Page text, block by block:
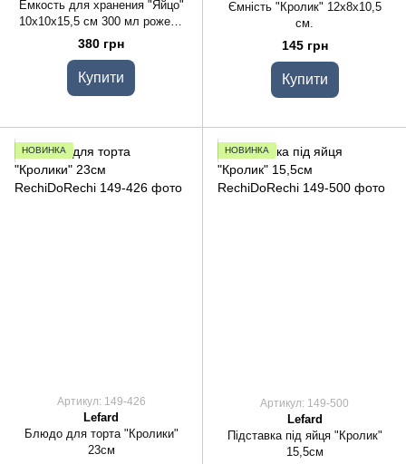
Емкость для хранения "Яйцо"
10х10х15,5 см 300 мл рожева
(скло)
380 грн
Купити
Ємність "Кролик" 12х8х10,5
см.
145 грн
Купити
НОВИНКА
Артикул: 149-426
Lefard
Блюдо для торта "Кролики"
23см
НОВИНКА
Артикул: 149-500
Lefard
Підставка під яйця "Кролик"
15,5см